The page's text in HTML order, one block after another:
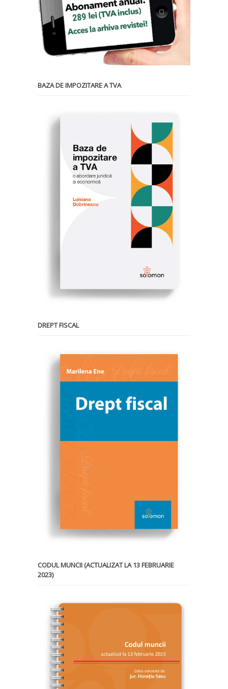
BAZA DE IMPOZITARE A TVA
DREPT FISCAL
CODUL MUNCII (ACTUALIZAT LA 13 FEBRUARIE
2023)